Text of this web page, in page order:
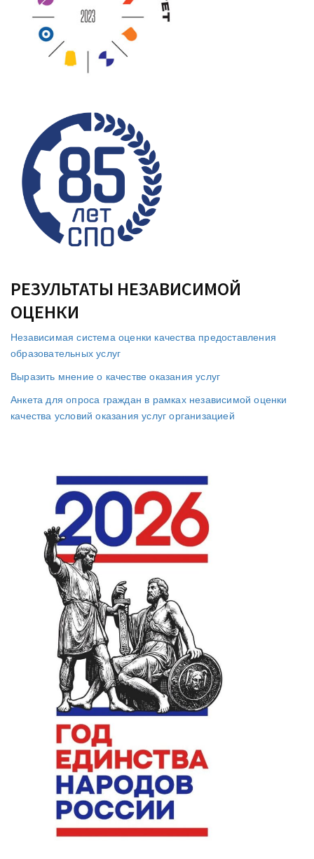
РЕЗУЛЬТАТЫ НЕЗАВИСИМОЙ
ОЦЕНКИ
Независимая система оценки качества предоставления
образовательных услуг
Выразить мнение о качестве оказания услуг
Анкета для опроса граждан в рамках независимой оценки
качества условий оказания услуг организацией